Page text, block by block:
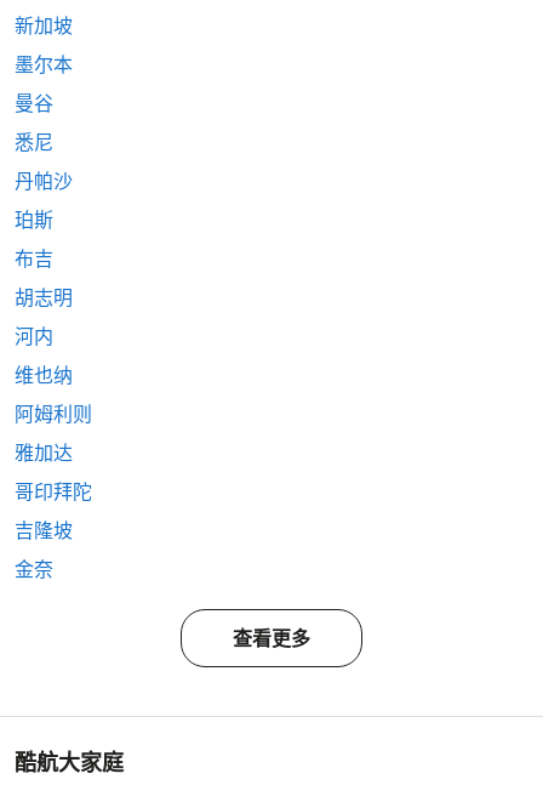
新加坡
墨尔本
曼谷
悉尼
丹帕沙
珀斯
布吉
胡志明
河内
维也纳
阿姆利则
雅加达
哥印拜陀
吉隆坡
金奈
查看更多
酷航大家庭